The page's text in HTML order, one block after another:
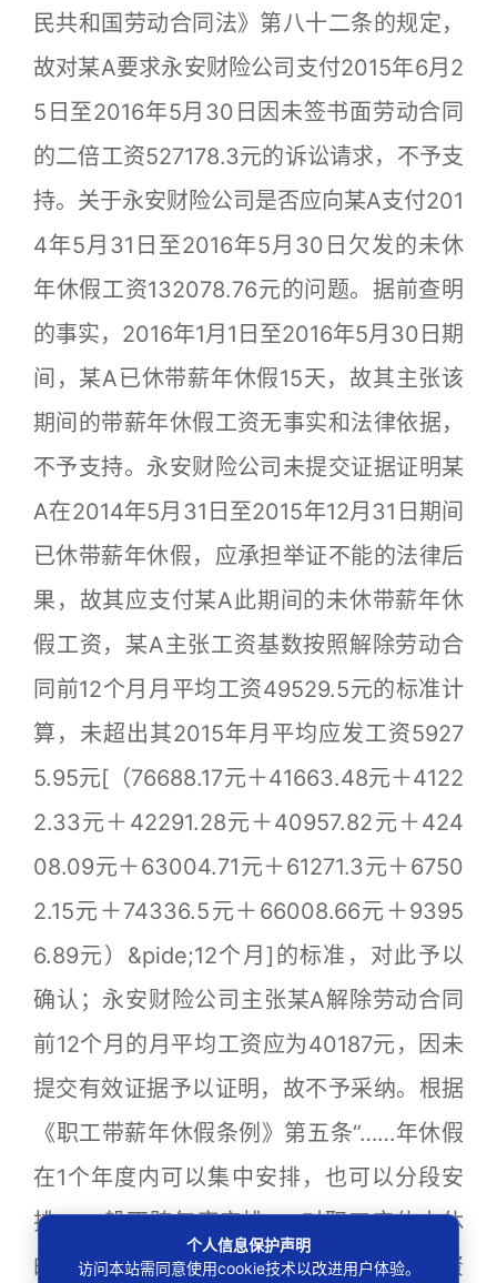
民共和国劳动合同法》第八十二条的规定，
故对某A要求永安财险公司支付2015年6月2
5日至2016年5月30日因未签书面劳动合同
的二倍工资527178.3元的诉讼请求，不予支
持。关于永安财险公司是否应向某A支付201
4年5月31日至2016年5月30日欠发的未休
年休假工资132078.76元的问题。据前查明
的事实，2016年1月1日至2016年5月30日期
间，某A已休带薪年休假15天，故其主张该
期间的带薪年休假工资无事实和法律依据，
不予支持。永安财险公司未提交证据证明某
A在2014年5月31日至2015年12月31日期间
已休带薪年休假，应承担举证不能的法律后
果，故其应支付某A此期间的未休带薪年休
假工资，某A主张工资基数按照解除劳动合
同前12个月月平均工资49529.5元的标准计
算，未超出其2015年月平均应发工资5927
5.95元[（76688.17元＋41663.48元＋4122
2.33元＋42291.28元＋40957.82元＋424
08.09元＋63004.71元＋61271.3元＋6750
2.15元＋74336.5元＋66008.66元＋9395
6.89元）&pide;12个月]的标准，对此予以
确认；永安财险公司主张某A解除劳动合同
前12个月的月平均工资应为40187元，因未
提交有效证据予以证明，故不予采纳。根据
《职工带薪年休假条例》第五条“……年休假
在1个年度内可以集中安排，也可以分段安
排，一般不跨年度安排……对职工应休未休
的年休假天数，单位应当按照该职工日工资
个人信息保护声明
访问本站需同意使用cookie技术以改进用户体验。